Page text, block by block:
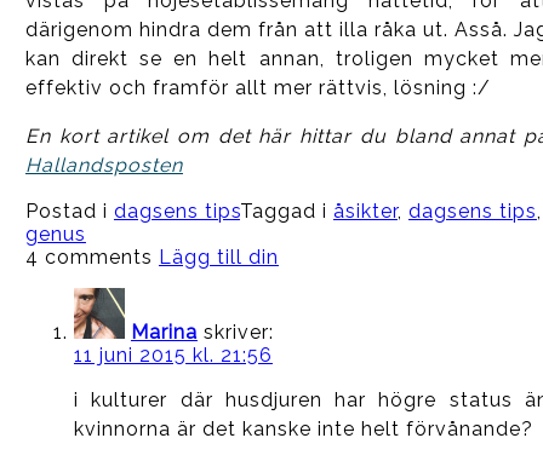
därigenom hindra dem från att illa råka ut. Asså.
kan direkt se en helt annan, troligen mycket
effektiv och framför allt mer rättvis, lösning :/
En kort artikel om det här hittar du bland annat
Hallandsposten
Postad i dagsens tipsTaggad i åsikter, dagsens tips,
genus
4 comments Lägg till din
Marina skriver:
11 juni 2015 kl. 21:56
i kulturer där husdjuren har högre status
kvinnorna är det kanske inte helt förvånande?